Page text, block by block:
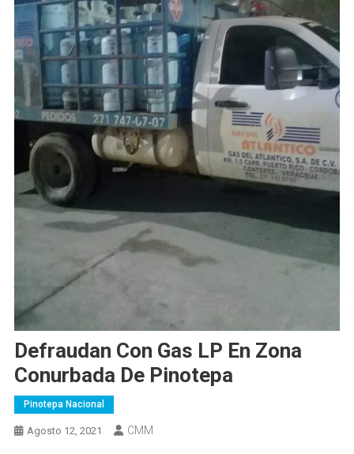
Defraudan Con Gas LP En Zona
Conurbada De Pinotepa
Pinotepa Nacional
Agosto 12, 2021 CMM